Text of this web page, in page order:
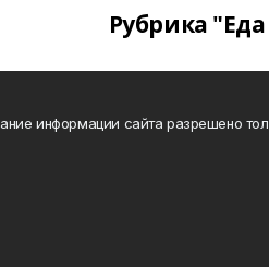
Рубрика
информации сайта разрешено